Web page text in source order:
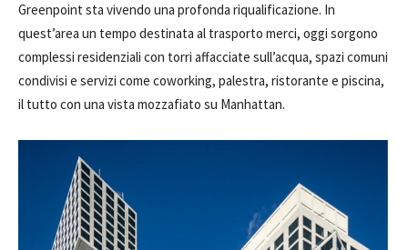
Greenpoint sta vivendo una profonda riqualificazione. In
quest’area un tempo destinata al trasporto merci, oggi sorgono
complessi residenziali con torri affacciate sull’acqua, spazi comuni
condivisi e servizi come coworking, palestra, ristorante e piscina,
il tutto con una vista mozzafiato su Manhattan.